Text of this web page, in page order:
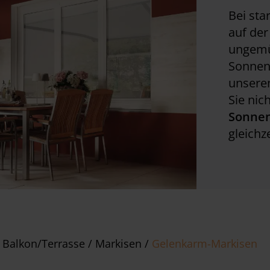
Terrasse / Markisen / Gelenkarm-Markisen
Bei
auf
Sie